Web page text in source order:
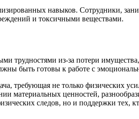
навыков. Сотрудники,
и токсичными веществами.
трудностями из-за потери
быть готовы к работе с
требующая не только физических
материальных ценностей,
следов, но и поддержки тех,